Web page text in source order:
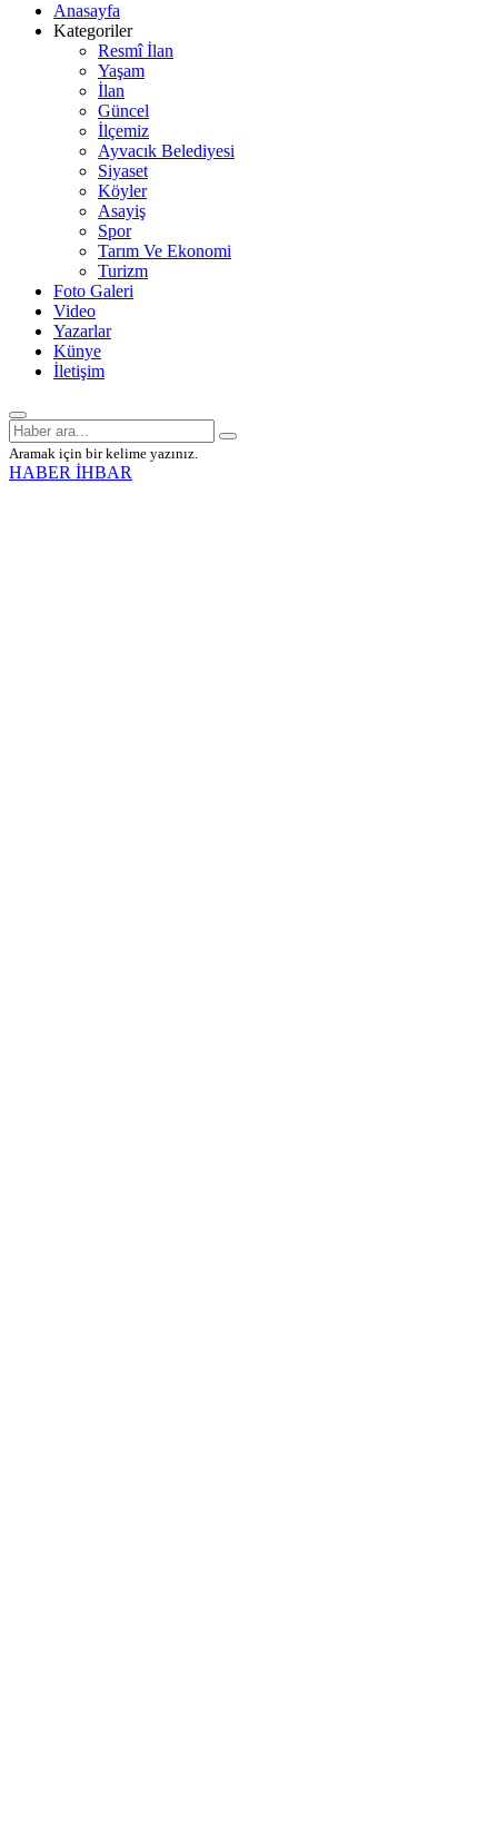
Anasayfa
Kategoriler
Resmî İlan
Yaşam
İlan
Güncel
İlçemiz
Ayvacık Belediyesi
Siyaset
Köyler
Asayiş
Spor
Tarım Ve Ekonomi
Turizm
Foto Galeri
Video
Yazarlar
Künye
İletişim
Aramak için bir kelime yazınız.
HABER İHBAR